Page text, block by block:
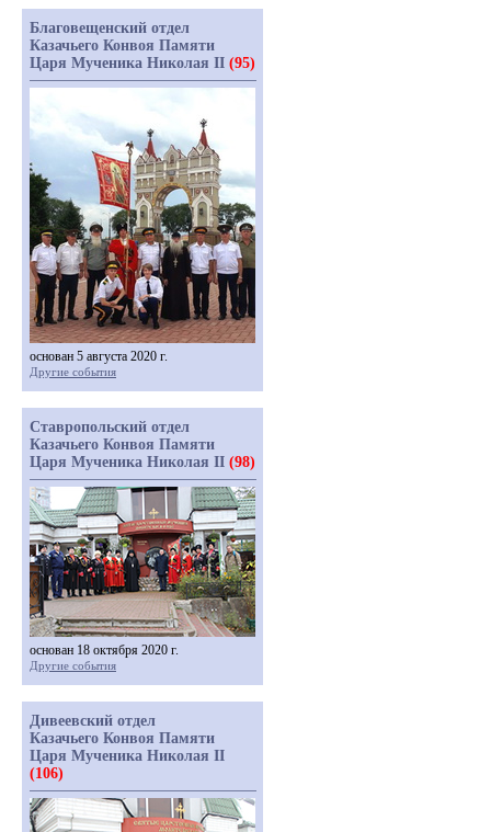
Благовещенский отдел
Казачьего Конвоя Памяти
Царя Мученика Николая II (95)
основан 5 августа 2020 г.
Другие события
Ставропольский отдел
Казачьего Конвоя Памяти
Царя Мученика Николая II (98)
основан 18 октября 2020 г.
Другие события
Дивеевский отдел
Казачьего Конвоя Памяти
Царя Мученика Николая II
(106)